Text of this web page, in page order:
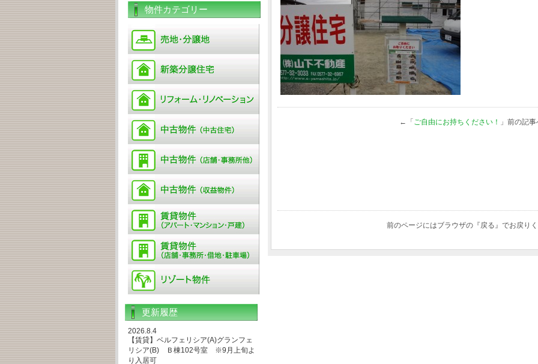
←「 ご自由にお持ちください！ 」前の記
前のページにはブラウザの『戻る』でお戻り
物件カテゴリー
更新履歴
2026.8.4
【賃貸】ベルフェリシア(A)グランフェ
リシア(B) Ｂ棟102号室 ※9月上旬よ
り入居可